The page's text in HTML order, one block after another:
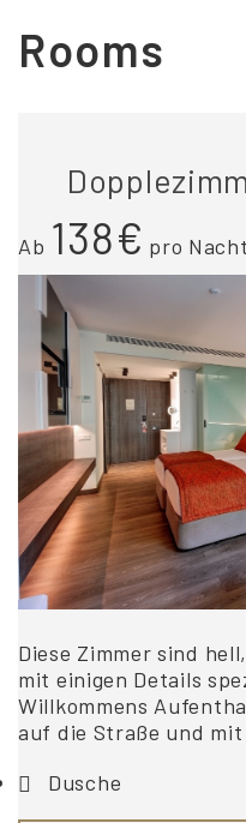
Rooms
Ab 138€ pro Nacht
Diese Zimmer sind
mit einigen Details
Willkommens
auf die Straße und
Dusche